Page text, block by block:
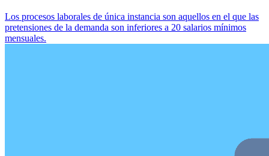
Los procesos laborales de única instancia son aquellos en el que las
pretensiones de la demanda son inferiores a 20 salarios mínimos
mensuales.